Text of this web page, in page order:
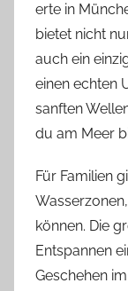
erte in
bietet nicht
auch ein
einen echten
sanften
du am Meer
Für Familien
können. Die
Entspannen
Geschehen